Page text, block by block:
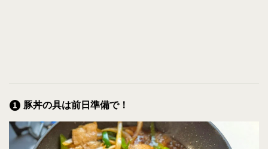
豚丼の具は前日準備で！